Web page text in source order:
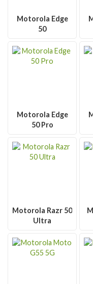
Motorola Edge
50
Motorola Edge
50 Pro
Motorola Razr 50
Ultra